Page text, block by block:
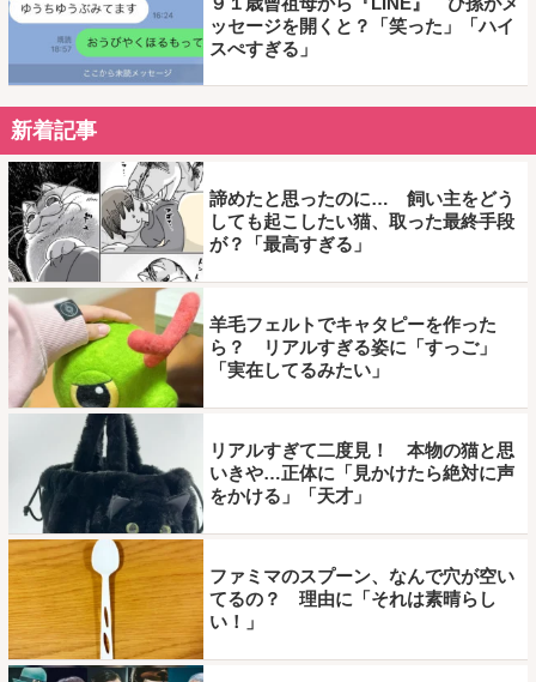
ッセージを開くと？「笑った」「ハイ
スぺすぎる」
新着記事
諦めたと思ったのに… 飼い主をどう
しても起こしたい猫、取った最終手段
が？「最高すぎる」
羊毛フェルトでキャタピーを作った
ら？ リアルすぎる姿に「すっご」
「実在してるみたい」
リアルすぎて二度見！ 本物の猫と思
いきや…正体に「見かけたら絶対に声
をかける」「天才」
ファミマのスプーン、なんで穴が空い
てるの？ 理由に「それは素晴らし
い！」